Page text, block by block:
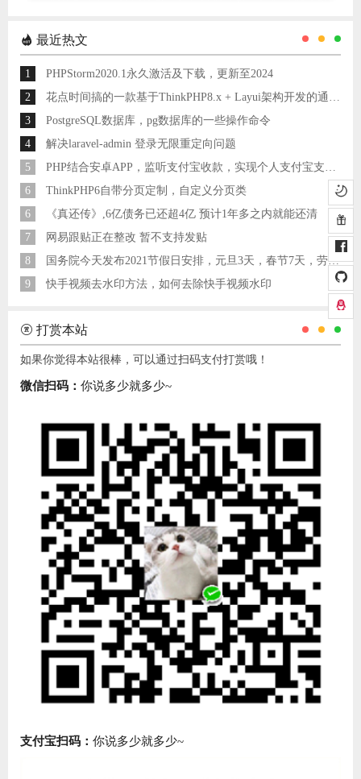
最近热文
1
PHPStorm2020.1永久激活及下载，更新至2024
2
3
PostgreSQL数据库，pg数据库的一些操作命令
4
解决laravel-admin 登录无限重定向问题
5
6
ThinkPHP6自带分页定制，自定义分页类
6
《真还传》,6亿债务已还超4亿 预计1年多之内就能还清
7
网易跟贴正在整改 暂不支持发贴
8
国务院今天发布2021节假日安排，元旦3天，春节7天，劳动节5天
9
快手视频去水印方法，如何去除快手视频水印
打赏本站
如果你觉得本站很棒，可以通过扫码支付打赏哦！
微信扫码： 你说多少就多少~
支付宝扫码： 你说多少就多少~